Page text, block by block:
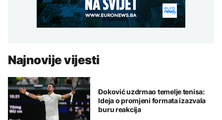
Najnovije vijesti
Đoković uzdrmao temelje tenisa:
Ideja o promjeni formata izazvala
buru reakcija